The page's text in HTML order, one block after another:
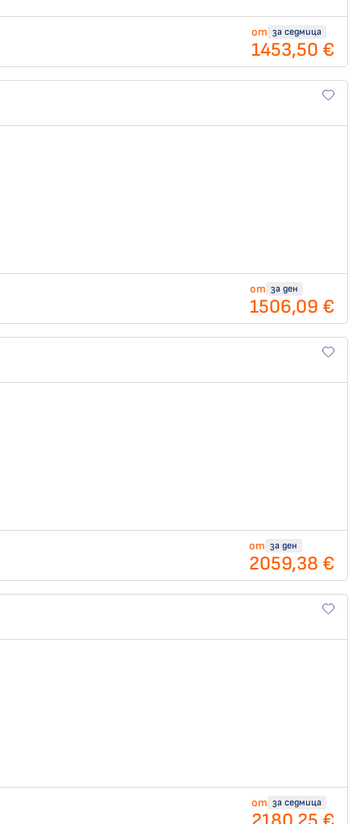
от за седмица
1453,50 €
от за ден
1506,09 €
от за ден
2059,38 €
от за седмица